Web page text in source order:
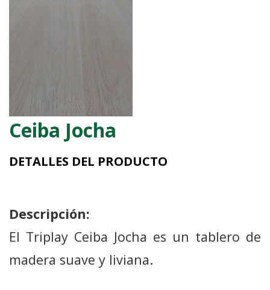
Ceiba Jocha
DETALLES DEL PRODUCTO
Descripción:
El Triplay Ceiba Jocha es un tablero de
madera suave y liviana.